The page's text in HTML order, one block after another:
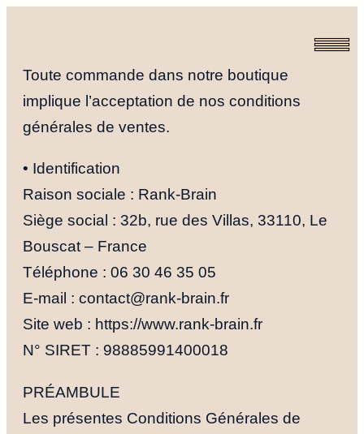
contenu
Toute commande dans notre boutique
implique l’acceptation de nos conditions
générales de ventes.
• Identification
Raison sociale : Rank-Brain
Siège social : 32b, rue des Villas, 33110, Le
Bouscat – France
Téléphone : 06 30 46 35 05
E-mail : contact@rank-brain.fr
Site web : https://www.rank-brain.fr
N° SIRET : 98885991400018
PRÉAMBULE
Les présentes Conditions Générales de